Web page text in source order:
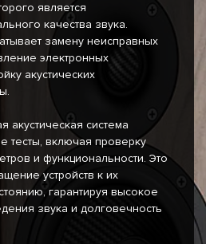
является
качества звука.
замену неисправных
электронных
акустических
акустическая система
тесты, включая проверку
и функциональности. Это
устройств к их
гарантируя высокое
звука и долговечность